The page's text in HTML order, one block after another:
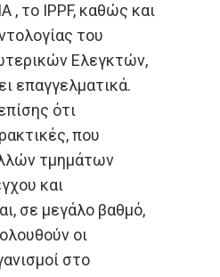
, το IPPF, καθώς και
του
Ελεγκτών,
επαγγελματικά.
ότι
που
τμημάτων
και
σε μεγάλο βαθμό,
οι
στο